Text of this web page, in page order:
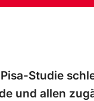
Studie
und allen